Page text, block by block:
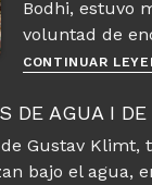
Bodhi, estuvo
voluntad de
CONTINUAR
DE AGUA I
Gustav Klimt,
bajo el agua,